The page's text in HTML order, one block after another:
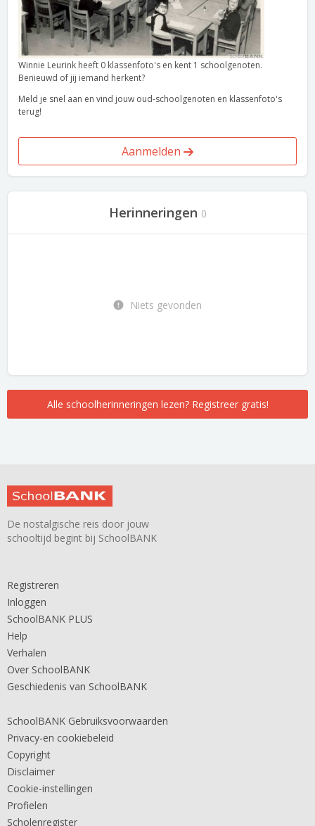
Winnie Leurink heeft 0 klassenfoto's en kent 1 schoolgenoten.
Benieuwd of jij iemand herkent?
Meld je snel aan en vind jouw oud-schoolgenoten en klassenfoto's
terug!
Aanmelden
Herinneringen 0
Niets gevonden
Alle schoolherinneringen lezen? Registreer gratis!
De nostalgische reis door jouw
schooltijd begint bij SchoolBANK
Registreren
Inloggen
SchoolBANK PLUS
Help
Verhalen
Over SchoolBANK
Geschiedenis van SchoolBANK
SchoolBANK Gebruiksvoorwaarden
Privacy-en cookiebeleid
Copyright
Disclaimer
Cookie-instellingen
Profielen
Scholenregister